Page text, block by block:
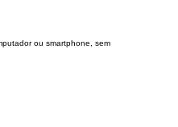
ou smartphone, sem